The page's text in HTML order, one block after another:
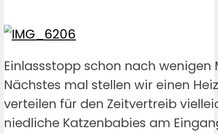
Einlassstopp schon nach wenigen
Nächstes mal stellen wir einen
verteilen für den Zeitvertreib
niedliche Katzenbabies am